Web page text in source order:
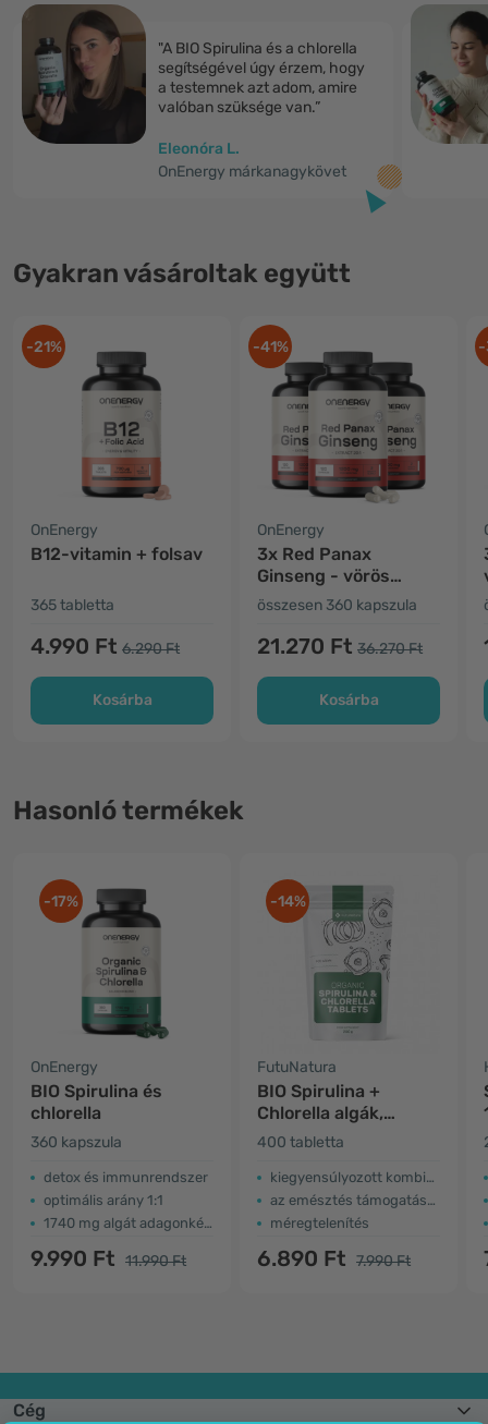
"A BIO Spirulina és a chlorella
segítségével úgy érzem, hogy
a testemnek azt adom, amire
valóban szüksége van.”
Eleonóra L.
OnEnergy márkanagykövet
Gyakran vásároltak együtt
-21%
OnEnergy
B12-vitamin + folsav
365 tabletta
4.990 Ft 6.290 Ft
Kosárba
-41%
OnEnergy
3x Red Panax
Ginseng - vörös
ginzeng kivonat 1200
összesen 360 kapszula
21.270 Ft 36.270 Ft
Kosárba
-
Hasonló termékek
-17%
OnEnergy
BIO Spirulina és
chlorella
360 kapszula
detox és immunrendszer
optimális arány 1:1
1740 mg algát adagonként
9.990 Ft 11.990 Ft
-14%
FutuNatura
BIO Spirulina +
Chlorella algák,
méregtelenítés és
400 tabletta
kiegyensúlyozott kombináció
az emésztés támogatására
méregtelenítés
6.890 Ft 7.990 Ft
Cég